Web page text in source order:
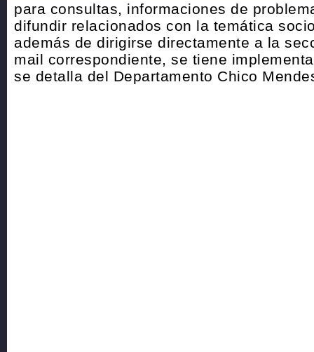
para consultas, informaciones de
difundir relacionados con la temática
además de dirigirse directamente a la
mail correspondiente, se tiene
se detalla del Departamento Chico